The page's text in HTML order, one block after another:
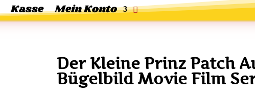
Kasse Mein Konto
Der Kleine Prinz Patch
Bügelbild Movie Film